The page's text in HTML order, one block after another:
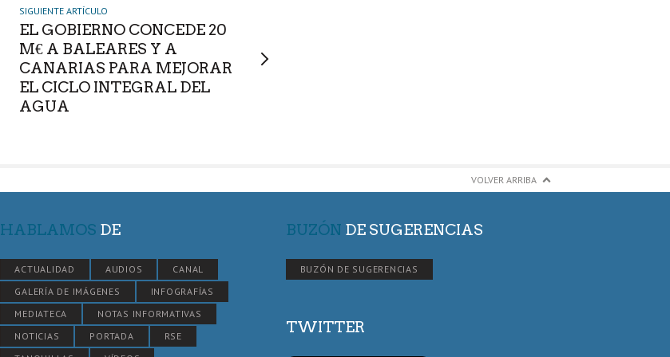
SIGUIENTE ARTÍCULO
EL GOBIERNO CONCEDE 20
M€ A BALEARES Y A
CANARIAS PARA MEJORAR
EL CICLO INTEGRAL DEL
AGUA
VOLVER ARRIBA
HABLAMOS DE
ACTUALIDAD AUDIOS
CANAL
GALERÍA DE IMÁGENES
INFOGRAFÍAS
MEDIATECA
NOTAS INFORMATIVAS
NOTICIAS
PORTADA
RSE
BUZÓN DE SUGERENCIAS
BUZÓN DE SUGERENCIAS
TWITTER